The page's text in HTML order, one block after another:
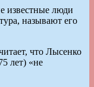
известные люди
называют его
что Лысенко
лет) «не